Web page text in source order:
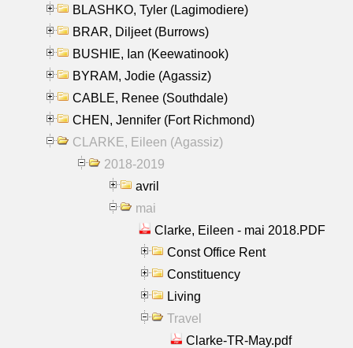
BLASHKO, Tyler (Lagimodiere)
BRAR, Diljeet (Burrows)
BUSHIE, Ian (Keewatinook)
BYRAM, Jodie (Agassiz)
CABLE, Renee (Southdale)
CHEN, Jennifer (Fort Richmond)
CLARKE, Eileen (Agassiz)
2018-2019
avril
mai
Clarke, Eileen - mai 2018.PDF
Const Office Rent
Constituency
Living
Travel
Clarke-TR-May.pdf